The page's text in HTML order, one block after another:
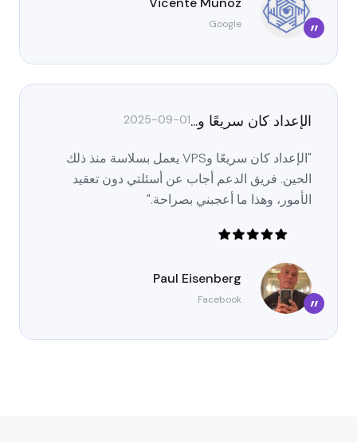
”
Google
الإعداد كان سريعًا و...2025-09-01
"الإعداد كان سريعًا وVPS يعمل بسلاسة منذ ذلك
الحين. فريق الدعم أجاب عن أسئلتي دون تعقيد
الأمور، وهذا ما أعجبني بصراحة."
”
Paul Eisenberg
Facebook